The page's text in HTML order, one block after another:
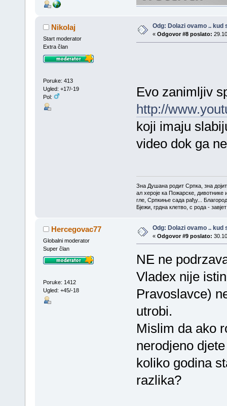
Nikolaj
Start moderator
Extra član
Poruke: 413
Ugled: +17/-19
Pol:
Odg: Dolazi ovamo .. kud
« Odgovor #8 poslato:
Evo zanimljiv
http://
koji imaju
video dok ga
Зна Душана родит Српка, зна
ал хероје ка Пожарске, дивотнике
гле, Српкиње сада рађу...
Бјежи, грдна клетво, с рода -
Hercegovac77
Globalni moderator
Super član
Poruke: 1412
Ugled: +45/-18
Odg: Dolazi ovamo .. kud
« Odgovor #9 poslato:
NE ne
Vladex nije
Pravoslavce)
utrobi.
Mislim da ako
nerodjeno
koliko godina
razlika?